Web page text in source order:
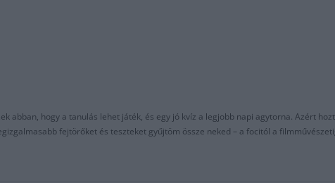
abban, hogy a tanulás lehet játék, és egy jó kvíz a legjobb napi agytorna. Azért
fejtörőket és teszteket gyűjtöm össze neked – a focitól a